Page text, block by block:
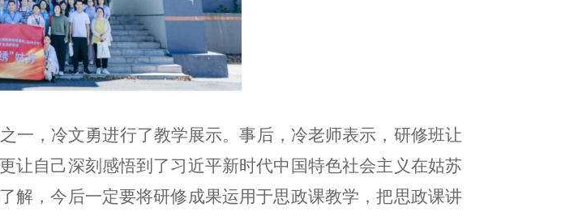
一，冷文勇进行了教学展示。事后，冷老师表示，研修班让
让自己深刻感悟到了习近平新时代中国特色社会主义在姑苏
解，今后一定要将研修成果运用于思政课教学，把思政课讲